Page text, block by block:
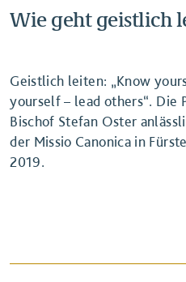
Wie geht geistlich
Geistlich leiten: „Know
yourself – lead others“. Die
Bischof Stefan Oster
der Missio Canonica in
2019.